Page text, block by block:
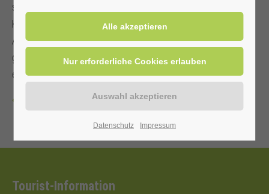
starten mit fließenden Bewegungen bringen danach den
Körper und den Geist durch passive und langanhaltende
Asanas zur Ruhe. Für Anfänger und auch Fortgeschrittene
geeignet. Bitte eine rutschfeste Matte, bequeme Kleidung,
ein Kissen, eine Decke und dicke Socken mitbringen.
Tourist-Information
Datenschutz Impressum